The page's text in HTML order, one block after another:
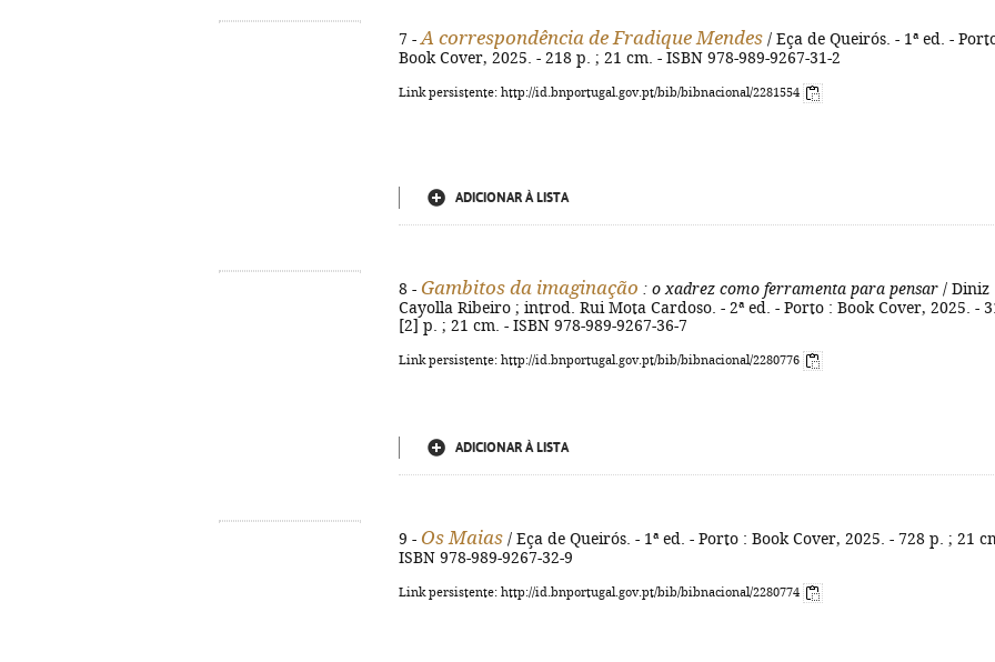
7 - A correspondência de Fradique Mendes / Eça de Queirós. - 1ª ed. -
Book Cover, 2025. - 218 p. ; 21 cm. - ISBN 978-989-9267-31-2
Link persistente: http://id.bnportugal.gov.pt/bib/bibnacional/2281554
ADICIONAR À LISTA
8 - Gambitos da imaginação : o xadrez como ferramenta para pensar / Diniz
Cayolla Ribeiro ; introd. Rui Mota Cardoso. - 2ª ed. - Porto : Book Cover, 2025. -
[2] p. ; 21 cm. - ISBN 978-989-9267-36-7
Link persistente: http://id.bnportugal.gov.pt/bib/bibnacional/2280776
ADICIONAR À LISTA
9 - Os Maias / Eça de Queirós. - 1ª ed. - Porto : Book Cover, 2025. - 728 p. ; 21
ISBN 978-989-9267-32-9
Link persistente: http://id.bnportugal.gov.pt/bib/bibnacional/2280774